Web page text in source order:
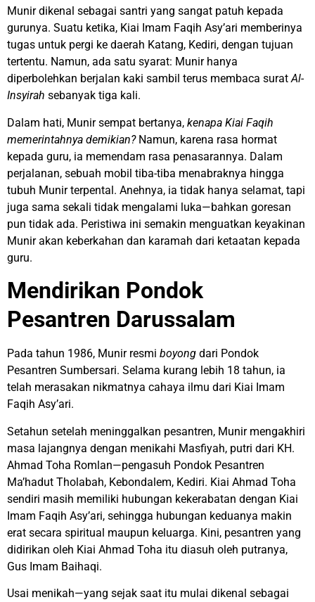
Munir dikenal sebagai santri yang sangat patuh kepada
gurunya. Suatu ketika, Kiai Imam Faqih Asy’ari memberinya
tugas untuk pergi ke daerah Katang, Kediri, dengan tujuan
tertentu. Namun, ada satu syarat: Munir hanya
diperbolehkan berjalan kaki sambil terus membaca suratAl-
Insyirah sebanyak tiga kali.
Dalam hati, Munir sempat bertanya, kenapa Kiai Faqih
memerintahnya demikian? Namun, karena rasa hormat
kepada guru, ia memendam rasa penasarannya. Dalam
perjalanan, sebuah mobil tiba-tiba menabraknya hingga
tubuh Munir terpental. Anehnya, ia tidak hanya selamat, tapi
juga sama sekali tidak mengalami luka—bahkan goresan
pun tidak ada. Peristiwa ini semakin menguatkan keyakinan
Munir akan keberkahan dan karamah dari ketaatan kepada
guru.
Mendirikan Pondok
Pesantren Darussalam
Pada tahun 1986, Munir resmi boyong dari Pondok
Pesantren Sumbersari. Selama kurang lebih 18 tahun, ia
telah merasakan nikmatnya cahaya ilmu dari Kiai Imam
Faqih Asy’ari.
Setahun setelah meninggalkan pesantren, Munir mengakhiri
masa lajangnya dengan menikahi Masfiyah, putri dari KH.
Ahmad Toha Romlan—pengasuh Pondok Pesantren
Ma’hadut Tholabah, Kebondalem, Kediri. Kiai Ahmad Toha
sendiri masih memiliki hubungan kekerabatan dengan Kiai
Imam Faqih Asy’ari, sehingga hubungan keduanya makin
erat secara spiritual maupun keluarga. Kini, pesantren yang
didirikan oleh Kiai Ahmad Toha itu diasuh oleh putranya,
Gus Imam Baihaqi.
Usai menikah—yang sejak saat itu mulai dikenal sebagai